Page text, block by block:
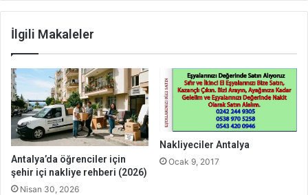
İlgili Makaleler
Antalya’da öğrenciler için
şehir içi nakliye rehberi (2026)
Nisan 30, 2026
Nakliyeciler Antalya
Ocak 9, 2017